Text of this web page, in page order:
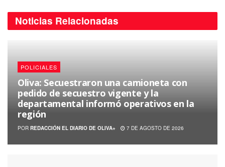
Noticias Relacionadas
POLICIALES
Oliva: Secuestraron una camioneta con
pedido de secuestro vigente y la
departamental informó operativos en la
región
POR REDACCIÓN EL DIARIO DE OLIVA+ 7 DE AGOSTO DE 2026